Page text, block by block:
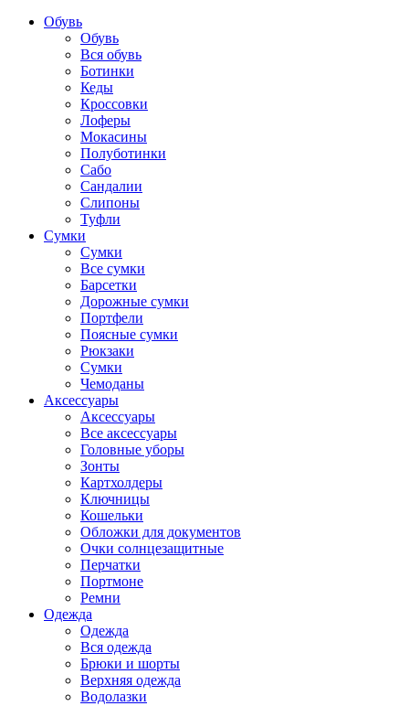
Обувь
Обувь
Вся обувь
Ботинки
Кеды
Кроссовки
Лоферы
Мокасины
Полуботинки
Сабо
Сандалии
Слипоны
Туфли
Сумки
Сумки
Все сумки
Барсетки
Дорожные сумки
Портфели
Поясные сумки
Рюкзаки
Сумки
Чемоданы
Аксессуары
Аксессуары
Все аксессуары
Головные уборы
Зонты
Картхолдеры
Ключницы
Кошельки
Обложки для документов
Очки солнцезащитные
Перчатки
Портмоне
Ремни
Одежда
Одежда
Вся одежда
Брюки и шорты
Верхняя одежда
Водолазки